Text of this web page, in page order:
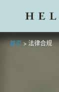
首页>法律合规